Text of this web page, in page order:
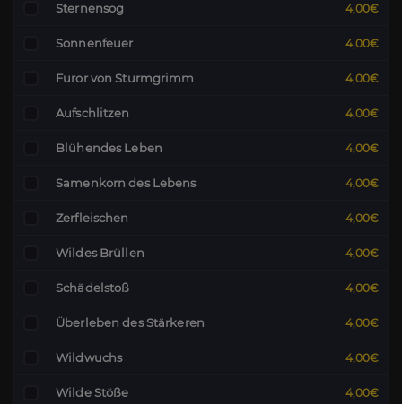
Sternensog 4,00€
Sonnenfeuer 4,00€
Furor von Sturmgrimm 4,00€
Aufschlitzen 4,00€
Blühendes Leben 4,00€
Samenkorn des Lebens 4,00€
Zerfleischen 4,00€
Wildes Brüllen 4,00€
Schädelstoß 4,00€
Überleben des Stärkeren 4,00€
Wildwuchs 4,00€
Wilde Stöße 4,00€